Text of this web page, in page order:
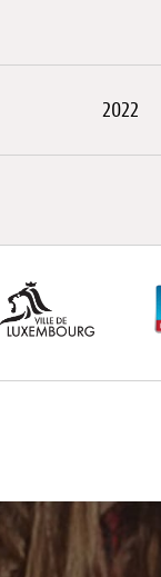
2022